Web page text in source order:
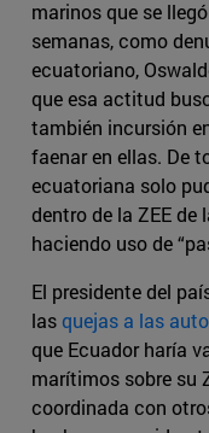
marinos que se
semanas, como
ecuatoriano,
que esa actitud
también incursión
faenar en ellas. De
ecuatoriana solo
dentro de la ZEE de
haciendo uso de
El presidente del
lasquejas a las
que Ecuador haría
marítimos sobre su
coordinada con